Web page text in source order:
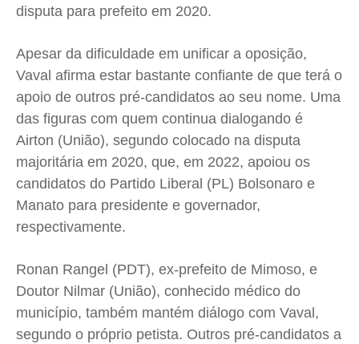
disputa para prefeito em 2020.
Apesar da dificuldade em unificar a oposição,
Vaval afirma estar bastante confiante de que terá o
apoio de outros pré-candidatos ao seu nome. Uma
das figuras com quem continua dialogando é
Airton (União), segundo colocado na disputa
majoritária em 2020, que, em 2022, apoiou os
candidatos do Partido Liberal (PL) Bolsonaro e
Manato para presidente e governador,
respectivamente.
Ronan Rangel (PDT), ex-prefeito de Mimoso, e
Doutor Nilmar (União), conhecido médico do
município, também mantém diálogo com Vaval,
segundo o próprio petista. Outros pré-candidatos a